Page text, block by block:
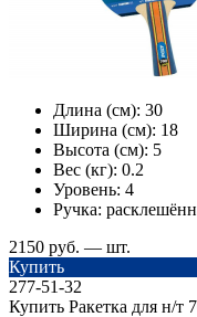
Длина (см): 30
Ширина (см): 18
Высота (см): 5
Вес (кг): 0.2
Уровень: 4
Ручка:
2150 руб. — шт.
Купить
277-51-32
Купить Ракетка для н/т